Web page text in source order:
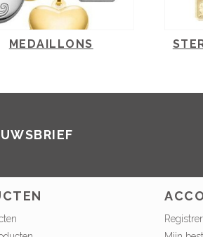
MEDAILLONS